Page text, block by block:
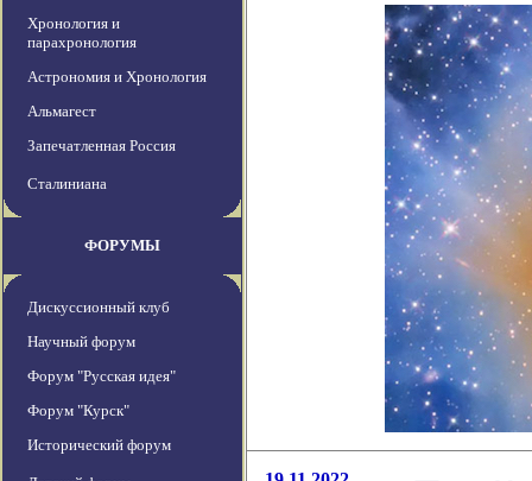
Хронология и
парахронология
Астрономия и Хронология
Альмагест
Запечатленная Россия
Сталиниана
ФОРУМЫ
Дискуссионный клуб
Научный форум
Форум "Русская идея"
Форум "Курск"
Исторический форум